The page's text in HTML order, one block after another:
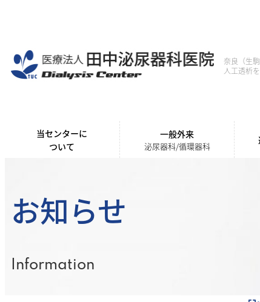
ス
キ
奈良（生
人工透析
当センターに
ついて
一般外来
泌尿器科/循環器科
お知らせ
Information